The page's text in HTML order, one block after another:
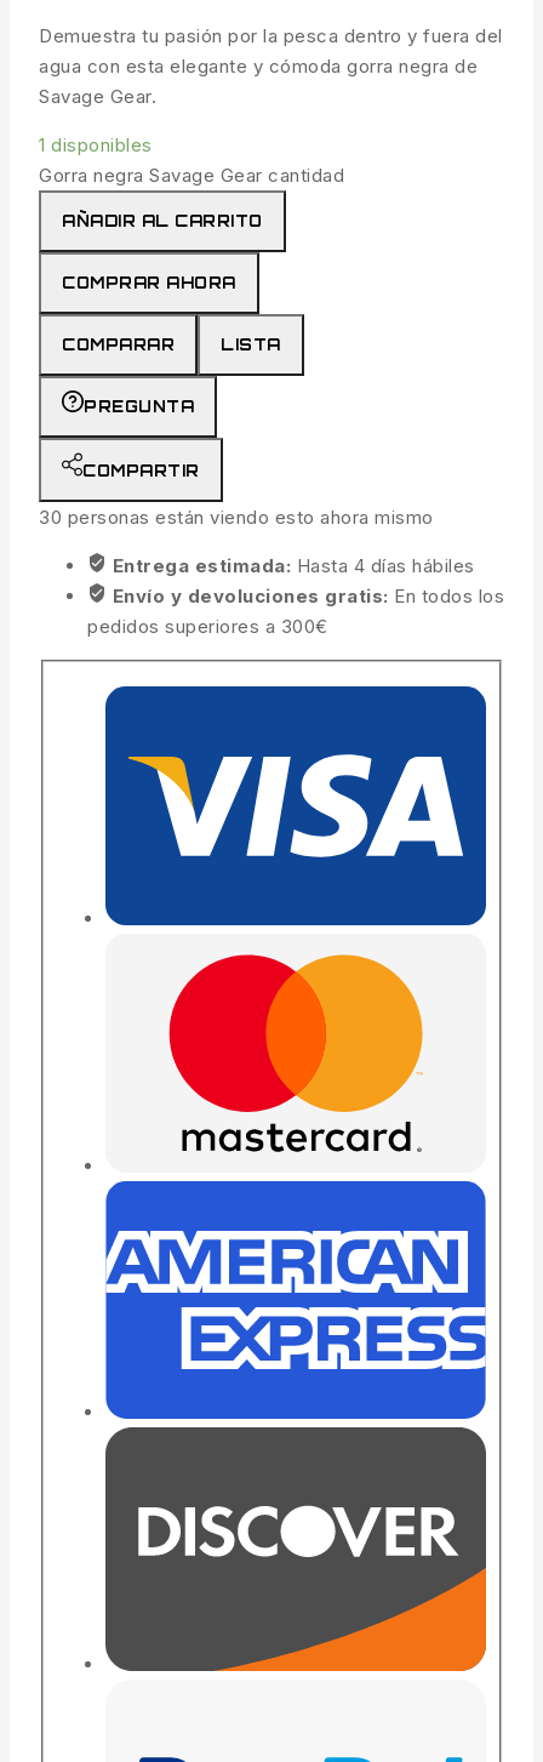
Demuestra tu pasión por la pesca dentro y fuera del
agua con esta elegante y cómoda gorra negra de
Savage Gear.
1 disponibles
Gorra negra Savage Gear cantidad
AÑADIR AL CARRITO
COMPRAR AHORA
COMPARAR LISTA
PREGUNTA
COMPARTIR
30 personas están viendo esto ahora mismo
Entrega estimada: Hasta 4 días hábiles
Envío y devoluciones gratis: En todos los
pedidos superiores a 300€